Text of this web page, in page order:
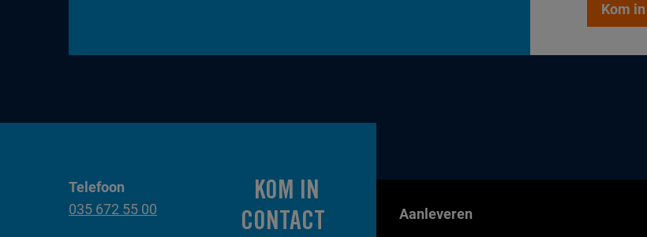
KOM IN
CONTACT
Telefoon
035 672 55 00
Aanleveren